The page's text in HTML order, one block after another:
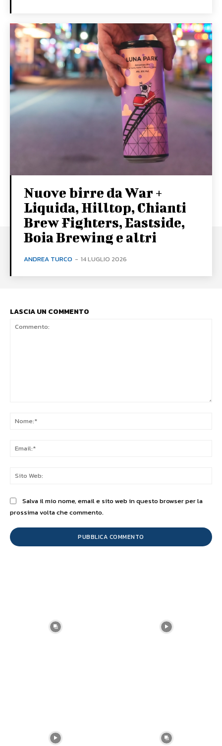
Nuove birre da War +
Liquida, Hilltop, Chianti
Brew Fighters, Eastside,
Boia Brewing e altri
ANDREA TURCO - 14 LUGLIO 2026
LASCIA UN COMMENTO
Salva il mio nome, email e sito web in questo browser per la
prossima volta che commento.